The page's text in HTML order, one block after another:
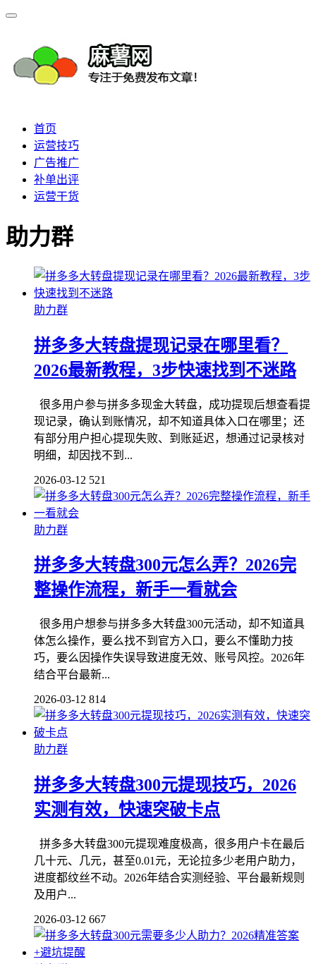
首页
运营技巧
广告推广
补单出评
运营干货
助力群
助力群
拼多多大转盘提现记录在哪里看？
2026最新教程，3步快速找到不迷路
很多用户参与拼多多现金大转盘，成功提现后想查看提
现记录，确认到账情况，却不知道具体入口在哪里；还
有部分用户担心提现失败、到账延迟，想通过记录核对
明细，却因找不到...
2026-03-12 521
助力群
拼多多大转盘300元怎么弄？2026完
整操作流程，新手一看就会
很多用户想参与拼多多大转盘300元活动，却不知道具
体怎么操作，要么找不到官方入口，要么不懂助力技
巧，要么因操作失误导致进度无效、账号风控。2026年
结合平台最新...
2026-03-12 814
助力群
拼多多大转盘300元提现技巧，2026
实测有效，快速突破卡点
拼多多大转盘300元提现难度极高，很多用户卡在最后
几十元、几元，甚至0.01元，无论拉多少老用户助力，
进度都纹丝不动。2026年结合实测经验、平台最新规则
及用户...
2026-03-12 667